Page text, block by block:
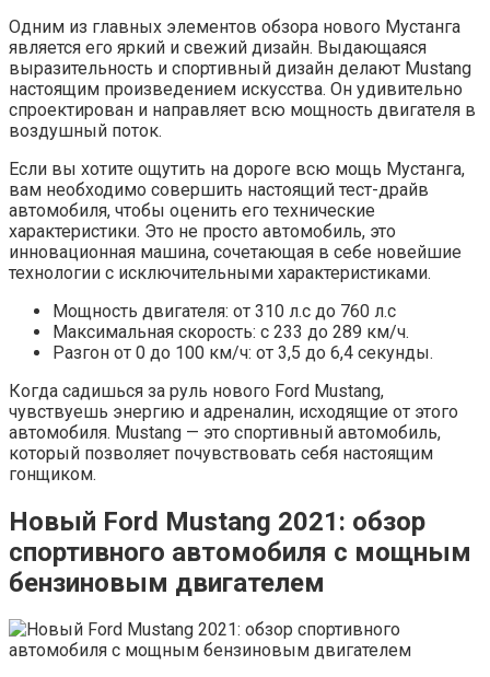
Одним из главных элементов обзора нового Мустанга
является его яркий и свежий дизайн. Выдающаяся
выразительность и спортивный дизайн делают Mustang
настоящим произведением искусства. Он удивительно
спроектирован и направляет всю мощность двигателя в
воздушный поток.
Если вы хотите ощутить на дороге всю мощь Мустанга,
вам необходимо совершить настоящий тест-драйв
автомобиля, чтобы оценить его технические
характеристики. Это не просто автомобиль, это
инновационная машина, сочетающая в себе новейшие
технологии с исключительными характеристиками.
Мощность двигателя: от 310 л.с до 760 л.с
Максимальная скорость: с 233 до 289 км/ч.
Разгон от 0 до 100 км/ч: от 3,5 до 6,4 секунды.
Когда садишься за руль нового Ford Mustang,
чувствуешь энергию и адреналин, исходящие от этого
автомобиля. Mustang — это спортивный автомобиль,
который позволяет почувствовать себя настоящим
гонщиком.
Новый Ford Mustang 2021: обзор
спортивного автомобиля с мощным
бензиновым двигателем